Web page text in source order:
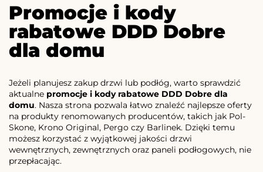
Promocje i kody
rabatowe DDD Dobre
dla domu
Jeżeli planujesz zakup drzwi lub podłóg, warto sprawdzić
aktualne promocje i kody rabatowe DDD Dobre dla
domu. Nasza strona pozwala łatwo znaleźć najlepsze oferty
na produkty renomowanych producentów, takich jak Pol-
Skone, Krono Original, Pergo czy Barlinek. Dzięki temu
możesz korzystać z wyjątkowej jakości drzwi
wewnętrznych, zewnętrznych oraz paneli podłogowych, nie
przepłacając.